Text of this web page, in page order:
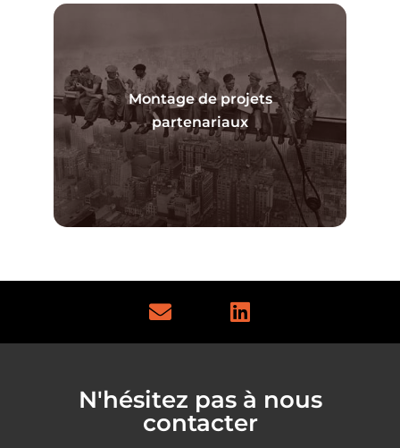
Montage de projets
partenariaux
En savoir plus
E
n
v
l
o
p
L
i
n
e
d
i
N'hésitez pas à nous
contacter